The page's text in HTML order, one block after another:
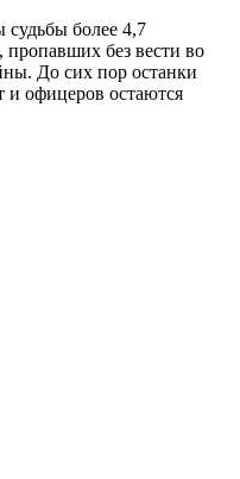
судьбы более 4,7
, пропавших без вести во
До сих пор останки
и офицеров остаются